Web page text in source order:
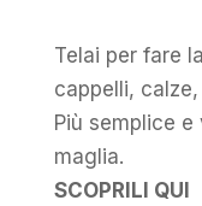
Telai per fare
cappelli,
Più semplice
maglia.
SCOPRILI QUI